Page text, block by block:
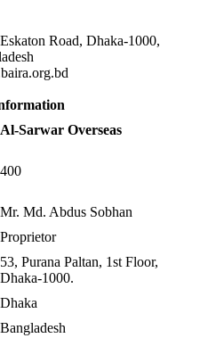
Road, Dhaka-1000,
Al-Sarwar Overseas
400
Mr. Md. Abdus Sobhan
Proprietor
53, Purana Paltan, 1st Floor,
Dhaka-1000.
Dhaka
Bangladesh